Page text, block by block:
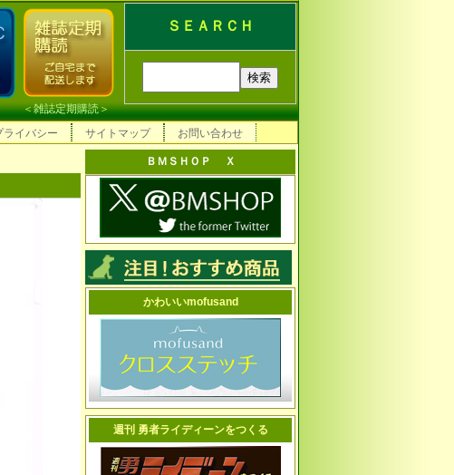
ＳＥＡＲＣＨ
＜雑誌定期購読＞
ライバシー サイトマップ お問い合わせ
ＢＭＳＨＯＰ Ｘ
かわいいmofusand
週刊 勇者ライディーンをつくる